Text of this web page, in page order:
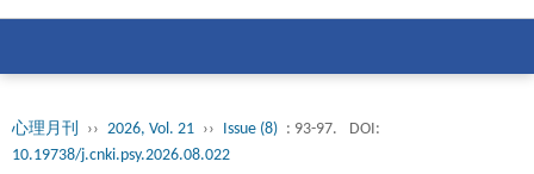
心理月刊 ›› 2026, Vol. 21 ›› Issue (8) : 93-97.
DOI:
10.19738/j.cnki.psy.2026.08.022